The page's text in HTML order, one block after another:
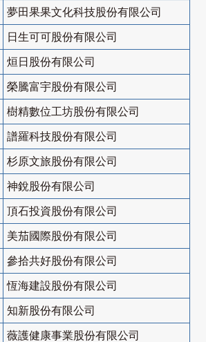
夢田果果文化科技股份有限公司
日生可可股份有限公司
烜日股份有限公司
榮騰富宇股份有限公司
樹精數位工坊股份有限公司
譜羅科技股份有限公司
杉原文旅股份有限公司
神銳股份有限公司
頂石投資股份有限公司
美茄國際股份有限公司
參拾共好股份有限公司
恆海建設股份有限公司
知新股份有限公司
薇護健康事業股份有限公司